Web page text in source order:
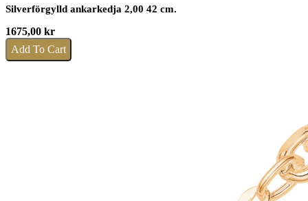
Silverförgylld ankarkedja 2,00 42 cm.
1675,00 kr
Add To Cart